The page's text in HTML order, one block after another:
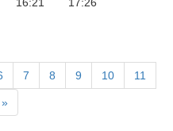
7 8 9 10 11
»